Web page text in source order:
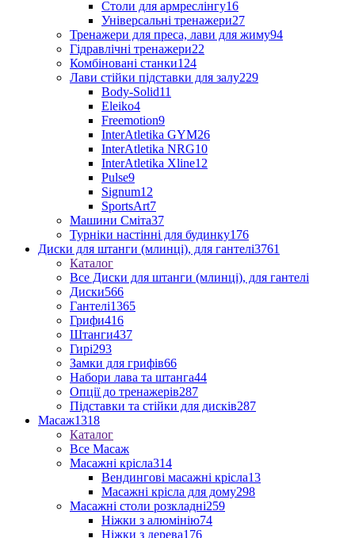
Столи для армреслінгу16
Універсальні тренажери27
Тренажери для преса, лави для жиму94
Гідравлічні тренажери22
Комбіновані станки124
Лави стійки підставки для залу229
Body-Solid11
Eleiko4
Freemotion9
InterAtletika GYM26
InterAtletika NRG10
InterAtletika Xline12
Pulse9
Signum12
SportsArt7
Машини Сміта37
Турніки настінні для будинку176
Диски для штанги (млинці), для гантелі3761
Каталог
Все Диски для штанги (млинці), для гантелі
Диски566
Гантелі1365
Грифи416
Штанги437
Гирі293
Замки для грифів66
Набори лава та штанга44
Опції до тренажерів287
Підставки та стійки для дисків287
Масаж1318
Каталог
Все Масаж
Масажні крісла314
Вендингові масажні крісла13
Масажні крісла для дому298
Масажні столи розкладні259
Ніжки з алюмінію74
Ніжки з дерева176